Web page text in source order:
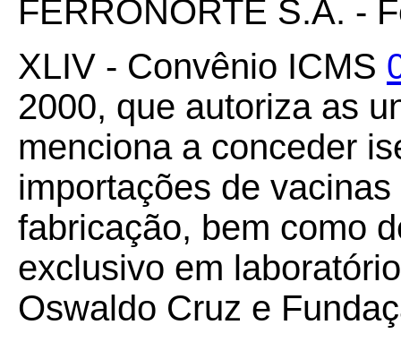
FERRONORTE S.A. -
XLIV - Convênio ICMS
2000, que autoriza as
menciona a conceder
importações de
fabricação, bem como
exclusivo em
Oswaldo Cruz e